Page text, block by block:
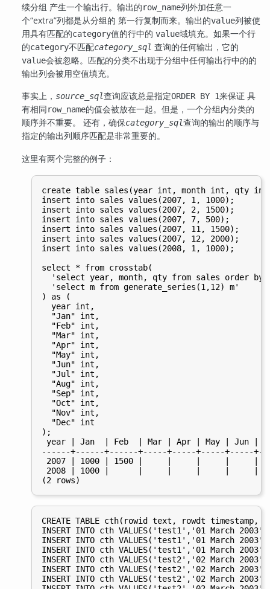
续分组 产生一个输出行。输出的row_name列外加任意一
个“extra”列都是从分组的 第一行复制而来。输出的value列被使
用具有匹配的category值的行中的value域填充。如果一个行
的category不匹配category_sql 查询的任何输出，它的
value会被忽略。匹配的分类不出现于分组中任何输出行中的的
输出列会被用空值填充。
事实上， source_sql查询应该总是指定ORDER BY 1来保证 具
有相同row_name的值会被放在一起。但是，一个分组内分类的
顺序并不重要。 还有，确保category_sql查询的输出的顺序与
指定的输出列顺序匹配是非常重要的。
这里有两个完整的例子：
create table sales(year int, month int, qty
insert into sales values(2007, 1, 1000);
insert into sales values(2007, 2, 1500);
insert into sales values(2007, 7, 500);
insert into sales values(2007, 11, 1500);
insert into sales values(2007, 12, 2000);
insert into sales values(2008, 1, 1000);
select * from crosstab(
'select year, month, qty from sales order by
  'select m from generate_series(1,12) m'
) as (
  year int,
  "Jan" int,
  "Feb" int,
  "Mar" int,
  "Apr" int,
  "May" int,
  "Jun" int,
  "Jul" int,
  "Aug" int,
  "Sep" int,
  "Oct" int,
  "Nov" int,
  "Dec" int
);
year | Jan  | Feb  | Mar | Apr | May | Jun |
------+------+------+-----+-----+-----+-----
2007 | 1000 | 1500 |     |     |     |     |
2008 | 1000 |      |     |     |     |
CREATE TABLE cth(rowid text, rowdt
INSERT INTO cth VALUES('test1','01 March
INSERT INTO cth VALUES('test1','01 March
INSERT INTO cth VALUES('test1','01 March
INSERT INTO cth VALUES('test2','02 March
INSERT INTO cth VALUES('test2','02 March
INSERT INTO cth VALUES('test2','02 March